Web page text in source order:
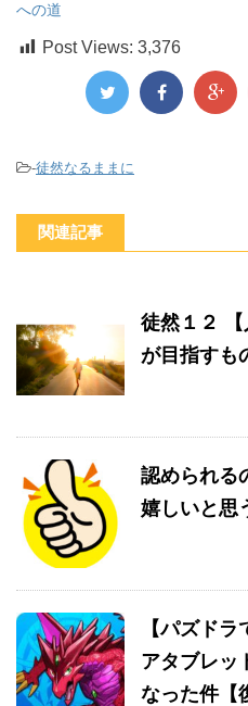
への道
Post Views: 3,376
-徒然なるままに
関連記事
徒然１２
が目指すも
認められる
嬉しいと思
【パズド
アタブレッ
なった件【